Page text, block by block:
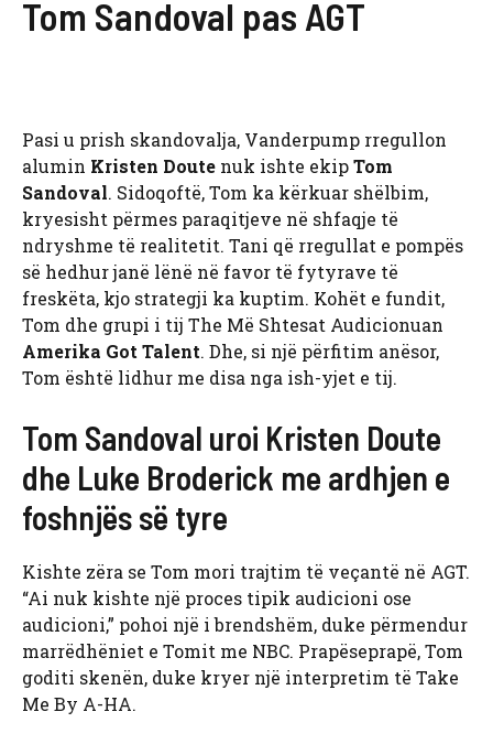
Tom Sandoval pas AGT
Pasi u prish skandovalja, Vanderpump rregullon
alumin Kristen Doute nuk ishte ekipTom
Sandoval. Sidoqoftë, Tom ka kërkuar shëlbim,
kryesisht përmes paraqitjeve në shfaqje të
ndryshme të realitetit. Tani që rregullat e pompës
së hedhur janë lënë në favor të fytyrave të
freskëta, kjo strategji ka kuptim. Kohët e fundit,
Tom dhe grupi i tij The Më Shtesat Audicionuan
Amerika Got Talent. Dhe, si një përfitim anësor,
Tom është lidhur me disa nga ish-yjet e tij.
Tom Sandoval uroi Kristen Doute
dhe Luke Broderick me ardhjen e
foshnjës së tyre
Kishte zëra se Tom mori trajtim të veçantë në AGT.
“Ai nuk kishte një proces tipik audicioni ose
audicioni,” pohoi një i brendshëm, duke përmendur
marrëdhëniet e Tomit me NBC. Prapëseprapë, Tom
goditi skenën, duke kryer një interpretim të Take
Me By A-HA.